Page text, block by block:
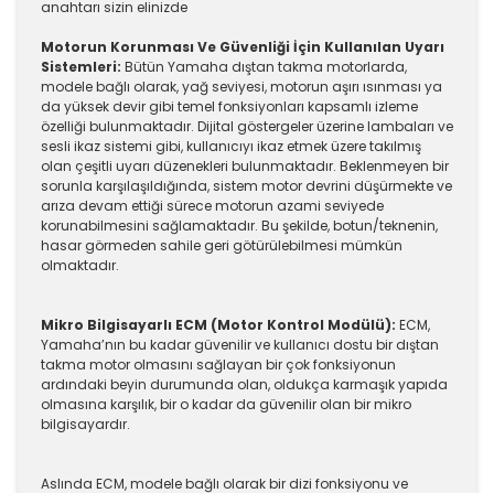
anahtarı sizin elinizde
Motorun Korunması Ve Güvenliği İçin Kullanılan Uyarı
Sistemleri: Bütün Yamaha dıştan takma motorlarda,
modele bağlı olarak, yağ seviyesi, motorun aşırı ısınması ya
da yüksek devir gibi temel fonksiyonları kapsamlı izleme
özelliği bulunmaktadır. Dijital göstergeler üzerine lambaları ve
sesli ikaz sistemi gibi, kullanıcıyı ikaz etmek üzere takılmış
olan çeşitli uyarı düzenekleri bulunmaktadır. Beklenmeyen bir
sorunla karşılaşıldığında, sistem motor devrini düşürmekte ve
arıza devam ettiği sürece motorun azami seviyede
korunabilmesini sağlamaktadır. Bu şekilde, botun/teknenin,
hasar görmeden sahile geri götürülebilmesi mümkün
olmaktadır.
Mikro Bilgisayarlı ECM (Motor Kontrol Modülü): ECM,
Yamaha’nın bu kadar güvenilir ve kullanıcı dostu bir dıştan
takma motor olmasını sağlayan bir çok fonksiyonun
ardındaki beyin durumunda olan, oldukça karmaşık yapıda
olmasına karşılık, bir o kadar da güvenilir olan bir mikro
bilgisayardır.
Aslında ECM, modele bağlı olarak bir dizi fonksiyonu ve